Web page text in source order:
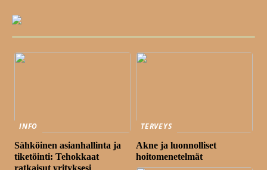
INFO
Sähköinen asianhallinta ja
tiketöinti: Tehokkaat
TERVEYS
Akne ja luonnolliset
hoitomenetelmät